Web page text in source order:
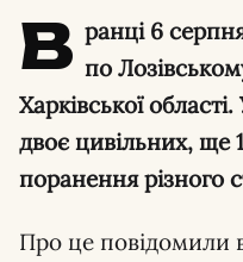
В ранці 6
по
Харківської
двоє цивільних, ще
поранення різного
Про це повідомили в